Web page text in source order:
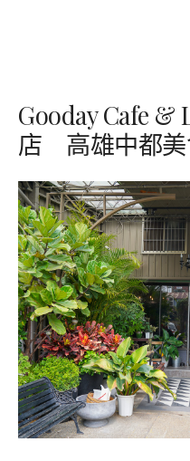
Gooday Cafe
店 高雄中都美